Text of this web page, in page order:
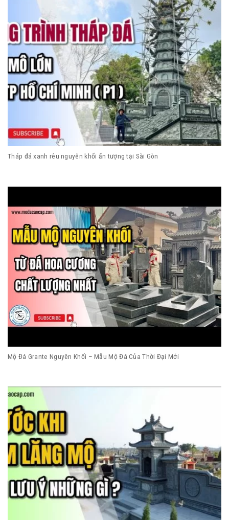
Tháp đá xanh rêu nguyên khối ấn tượng tại Sài Gòn
Mộ Đá Grante Nguyên Khối – Mẫu Mộ Đá Của Thời Đại Mới